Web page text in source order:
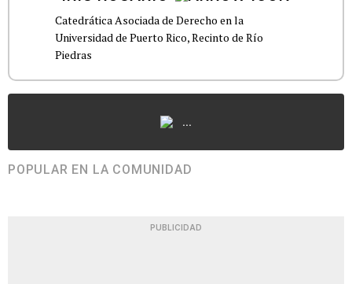
Catedrática Asociada de Derecho en la
Universidad de Puerto Rico, Recinto de Río
Piedras
...
POPULAR EN LA COMUNIDAD
PUBLICIDAD